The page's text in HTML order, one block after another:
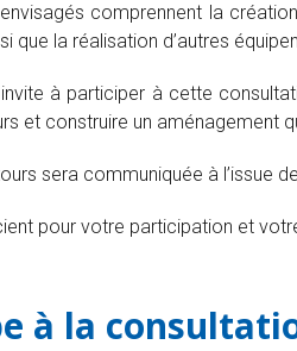
comprennent la
que la réalisation d’autres
à participer à cette
et construire un aménagement
sera communiquée à l’issue
pour votre participation et
à la